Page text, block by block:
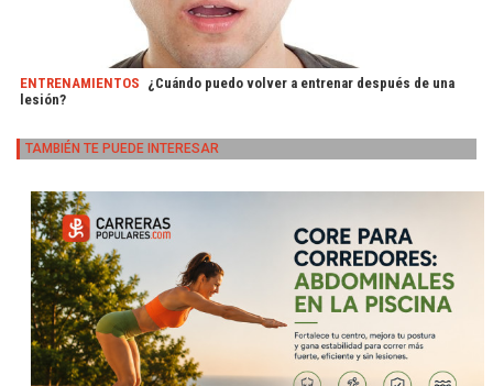
ENTRENAMIENTOS ¿Cuándo puedo volver a entrenar después de una
lesión?
TAMBIÉN TE PUEDE INTERESAR